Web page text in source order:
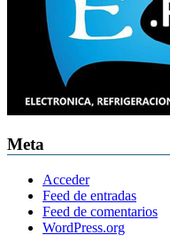
Meta
Acceder
Feed de entradas
Feed de comentarios
WordPress.org